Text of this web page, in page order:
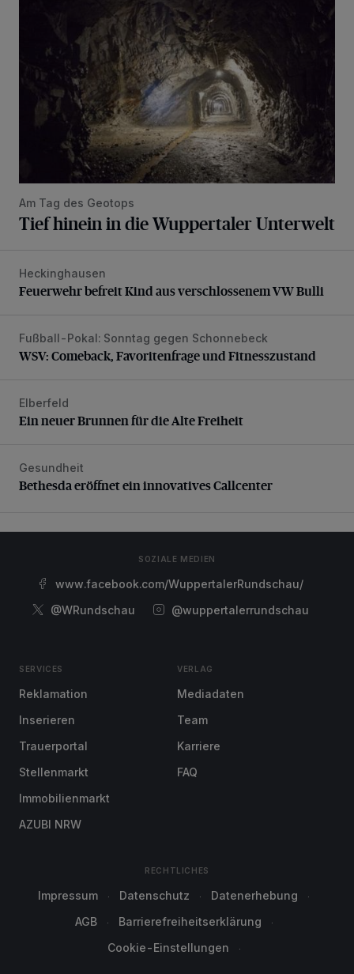
Am Tag des Geotops
Tief hinein in die Wuppertaler Unterwelt
Feuerwehr befreit Kind aus verschlossenem VW Bulli
Heckinghausen
Feuerwehr befreit Kind aus verschlossenem VW Bulli
WSV: Comeback, Favoritenfrage und Fitnesszustand
Fußball-Pokal: Sonntag gegen Schonnebeck
WSV: Comeback, Favoritenfrage und Fitnesszustand
Ein neuer Brunnen für die Alte Freiheit
Elberfeld
Ein neuer Brunnen für die Alte Freiheit
Bethesda eröffnet ein innovatives Callcenter
Gesundheit
Bethesda eröffnet ein innovatives Callcenter
SOZIALE MEDIEN
www.facebook.com/WuppertalerRundschau/
@WRundschau
@wuppertalerrundschau
SERVICES
Reklamation
Inserieren
Trauerportal
Stellenmarkt
Immobilienmarkt
AZUBI NRW
VERLAG
Mediadaten
Team
Karriere
FAQ
RECHTLICHES
Impressum Datenschutz
Datenerhebung
AGB
Barrierefreiheitserklärung
Cookie-Einstellungen